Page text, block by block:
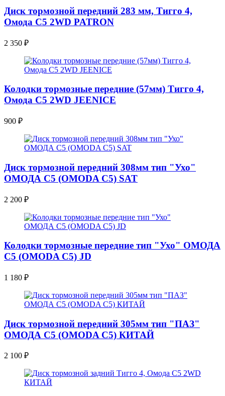
Диск тормозной передний 283 мм, Тигго 4,
Омода С5 2WD PATRON
2 350 ₽
Колодки тормозные передние (57мм) Тигго 4,
Омода С5 2WD JEENICE
900 ₽
Диск тормозной передний 308мм тип "Ухо"
ОМОДА С5 (OMODA C5) SAT
2 200 ₽
Колодки тормозные передние тип "Ухо" ОМОДА
С5 (OMODA C5) JD
1 180 ₽
Диск тормозной передний 305мм тип "ПАЗ"
ОМОДА С5 (OMODA C5) КИТАЙ
2 100 ₽